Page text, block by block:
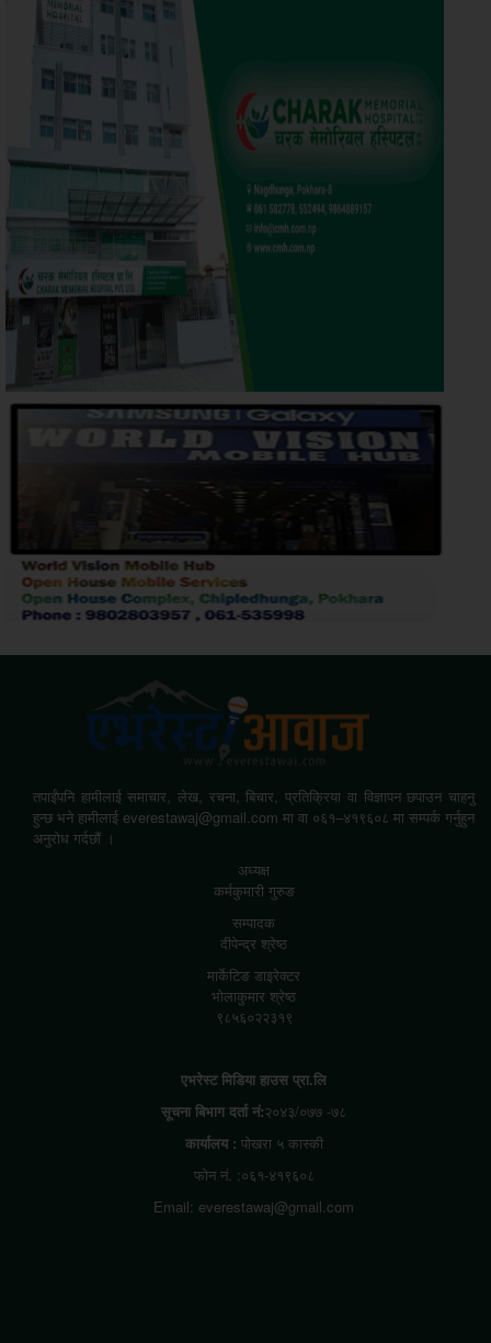
तपाईंपनि हामीलाई समाचार, लेख, रचना, बिचार, प्रतिक्रिया वा विज्ञापन छपाउन चाहनु
हुन्छ भने हामीलाई everestawaj@gmail.com मा वा ०६१–४१९६०८ मा सम्पर्क गर्नुहुन
अनुरोध गर्दछौं ।
अध्यक्ष
कर्मकुमारी गुरुङ
सम्पादक
दीपेन्द्र श्रेष्ठ
मार्केटिङ डाइरेक्टर
भोलाकुमार श्रेष्ठ
९८५६०२२३१९
एभरेस्ट मिडिया हाउस प्रा.लि
सूचना बिभाग दर्ता नं:२०४३/०७७ -७८
कार्यालय : पोखरा ५ कास्की
फोन नं. :०६१-४१९६०८
Email: everestawaj@gmail.com